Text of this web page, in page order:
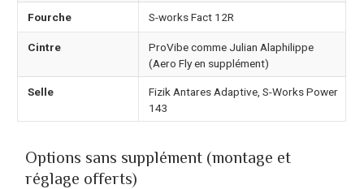
Fourche S-works Fact 12R
Cintre
ProVibe comme Julian Alaphilippe
(Aero Fly en supplément)
Selle
Fizik Antares Adaptive, S-Works Power
143
Options sans supplément (montage et
réglage offerts)